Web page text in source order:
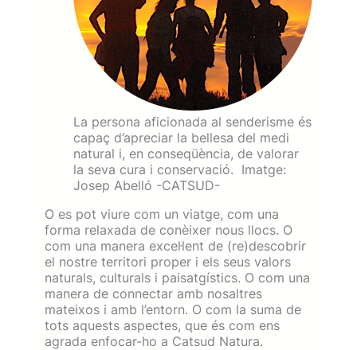
La persona aficionada al senderisme és
capaç d’apreciar la bellesa del medi
natural i, en conseqüència, de valorar
la seva cura i conservació. Imatge:
Josep Abelló -CATSUD-
O es pot viure com un viatge, com una
forma relaxada de conèixer nous llocs. O
com una manera excel·lent de (re)descobrir
el nostre territori proper i els seus valors
naturals, culturals i paisatgístics. O com una
manera de connectar amb nosaltres
mateixos i amb l’entorn. O com la suma de
tots aquests aspectes, que és com ens
agrada enfocar-ho a Catsud Natura.